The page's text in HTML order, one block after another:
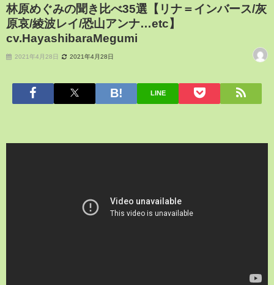
林原めぐみの聞き比べ35選【リナ＝インバース/灰
原哀/綾波レイ/恐山アンナ…etc】
cv.HayashibaraMegumi
2021年4月28日 2021年4月28日
LINE